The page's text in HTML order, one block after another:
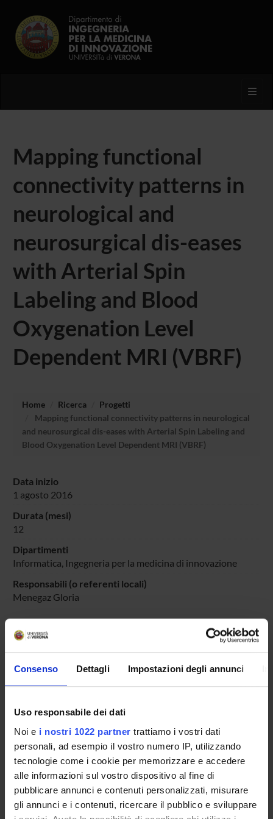
Consenso Dettagli Impostazioni degli annunci
Uso responsabile dei dati
Noi e i nostri 1022 partner trattiamo i vostri dati
personali, ad esempio il vostro numero IP, utilizzando
tecnologie come i cookie per memorizzare e accedere
alle informazioni sul vostro dispositivo al fine di
pubblicare annunci e contenuti personalizzati, misurare
gli annunci e i contenuti, ricercare il pubblico e sviluppare
Mapping functional
connectivity patterns in
neurological and
neurosurgical dis-eases
with Arterial Spin
Labeling and Blood
Oxygenation Level
Dependent MRI (VBRF)
Home Ricerca
Progetti
Mapping functional connectivity patterns in neurological
and neurosurgical dis-eases with Arterial Spin Labeling and
Blood Oxygenation Level Dependent MRI (VBRF)
Data inizio
1 agosto 2016
Durata (mesi)
12
Dipartimenti
Informatica, Ingegneria per la medicina di innovazione
Responsabili (o referenti locali)
Menegaz Gloria
Gloria Menegaz
Professore ordinario
Silvia Francesca Storti
Professore associato